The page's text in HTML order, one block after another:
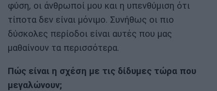
φύση, οι άνθρωποί μου και η υπενθύμιση ότι
τίποτα δεν είναι μόνιμο. Συνήθως οι πιο
δύσκολες περίοδοι είναι αυτές που μας
μαθαίνουν τα περισσότερα.
Πώς είναι η σχέση με τις δίδυμες τώρα που
μεγαλώνουν;